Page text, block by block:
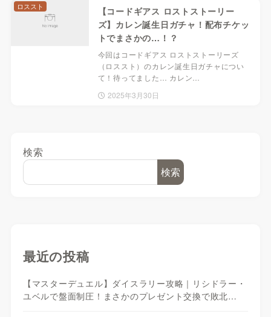
【コードギアス ロストストーリー
ズ】カレン誕生日ガチャ！配布チケッ
トでまさかの…！？
今回はコードギアス ロストストーリーズ
（ロススト）のカレン誕生日ガチャについ
て！待ってました… カレン…
2025年3月30日
ロススト
検索
検索
最近の投稿
【マスターデュエル】ダイスラリー攻略｜リシドラー・
ユベルで盤面制圧！まさかのプレゼント交換で敗北…